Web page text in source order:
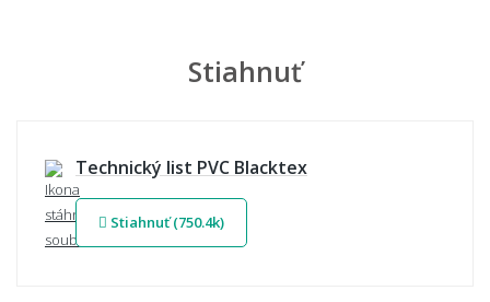
Stiahnuť
Technický list PVC Blacktex
Stiahnuť (750.4k)